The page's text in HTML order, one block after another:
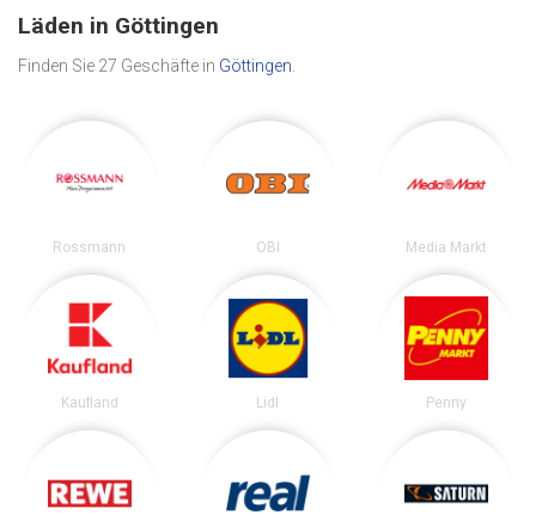
Läden in Göttingen
Finden Sie 27 Geschäfte in Göttingen
Rossmann OBI Media Markt
Kaufland Lidl Penny